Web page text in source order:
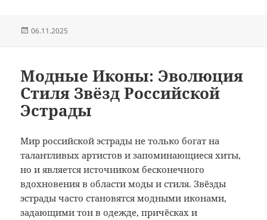
Опубликовано
06.11.2025
Модные Иконы: Эволюция
Стиля Звёзд Российской
Эстрады
Мир российской эстрады не только богат на
талантливых артистов и запоминающиеся хиты,
но и является источником бесконечного
вдохновения в области моды и стиля. Звёзды
эстрады часто становятся модными иконами,
задающими тон в одежде, причёсках и